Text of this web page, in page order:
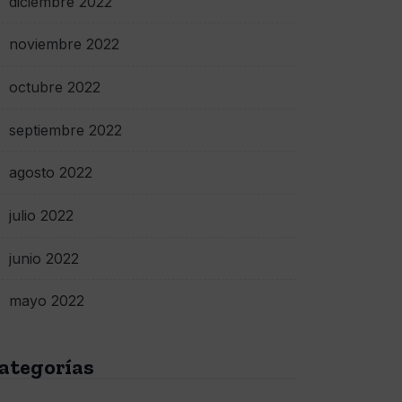
noviembre 2022
octubre 2022
septiembre 2022
agosto 2022
julio 2022
junio 2022
mayo 2022